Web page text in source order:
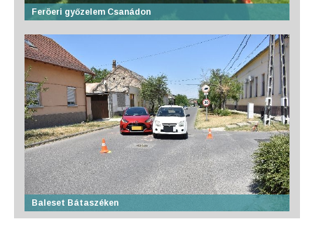
Feröeri győzelem Csanádon
Baleset Bátaszéken